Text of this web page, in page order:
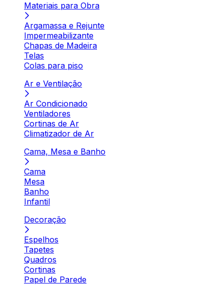
Materiais para Obra
Argamassa e Rejunte
Impermeabilizante
Chapas de Madeira
Telas
Colas para piso
Ar e Ventilação
Ar Condicionado
Ventiladores
Cortinas de Ar
Climatizador de Ar
Cama, Mesa e Banho
Cama
Mesa
Banho
Infantil
Decoração
Espelhos
Tapetes
Quadros
Cortinas
Papel de Parede